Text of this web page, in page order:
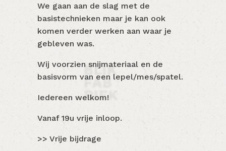
We gaan aan de slag met de
basistechnieken maar je kan ook
komen verder werken aan waar je
gebleven was.
Wij voorzien snijmateriaal en de
basisvorm van een lepel/mes/spatel.
Iedereen welkom!
Vanaf 19u vrije inloop.
>> Vrije bijdrage